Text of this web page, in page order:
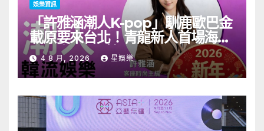
娛樂資訊
「許雅涵潮人K-pop」馴鹿歐巴金
載原要來台北！青龍新人首場海外
見面會8/9開搶
4 8 月, 2026 星娛樂